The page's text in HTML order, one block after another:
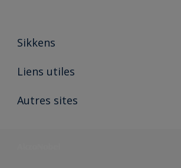
Sikkens
A propos de Sikkens
Liens utiles
Ouvrir un magasin PASS
Autres sites